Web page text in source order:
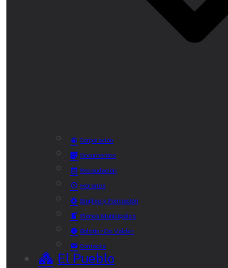
Corporación
Documentos
Recaudación
Horarios
Empleo y Formación
Plenos Municipales
Boletín «De Valde»
Contacta
El Pueblo